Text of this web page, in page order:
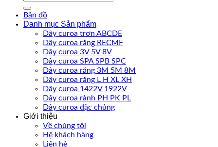
Bản đồ
Danh mục Sản phẩm
Dây curoa trơn ABCDE
Dây curoa răng RECMF
Dây curoa 3V 5V 8V
Dây curoa SPA SPB SPC
Dây curoa răng 3M 5M 8M
Dây curoa răng L H XL XH
Dây curoa 1422V 1922V
Dây curoa rảnh PH PK PL
Dây curoa đặc chủng
Giới thiệu
Về chúng tôi
Hệ khách hàng
Liên hệ